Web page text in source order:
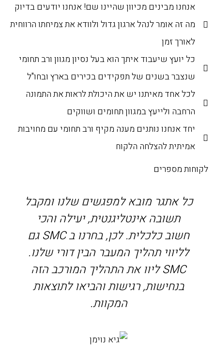
אנחנו מבינים מכיוון שהיינו שם! אנחנו יודעים בדיוק
מה זה אומר לנהל ארגון גדול ולוודא את צמיחתו הרווחית
לאורך זמן
כל יועץ שיעבוד איתך הוא בעל נסיון מגוון ורב תחומי
שנצבר בשנים של תפקידים בכירים בארץ ובחו"ל
לכל אחד מאיתנו יש את היכולת לראות את התמונה
הרחבה ולייעץ במגוון תחומים ושווקים
יחד אנחנו נותנים מענה מקיף ורב תחומי עם מחויבות
אמיתית להצלחה הלקוח
לקוחות מספרים
כל אתגר מובא למפגשים שלנו ומקבל
תשובה אינטליגנטית, יעילה והכי
חשוב כלכלית. לכן, בחרנו ב SMC גם
לליווי תהליך המעבר הבין דורי שלנו.
SMC ליוו את התהליך המורכב הזה
בנחישות, רגישות והביאו לתוצאות
המקוות.